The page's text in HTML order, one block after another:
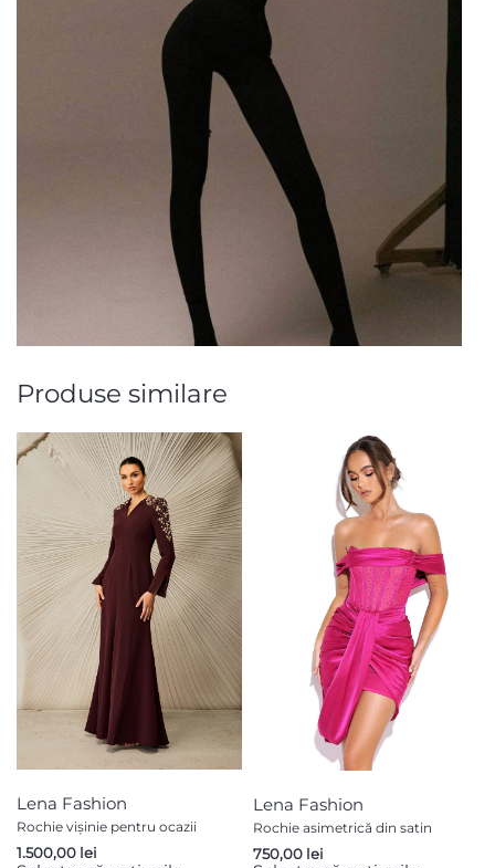
Produse similare
Lena Fashion
Rochie vișinie pentru ocazii
1.500,00 lei
Lena Fashion
Rochie asimetrică din satin
750,00 lei